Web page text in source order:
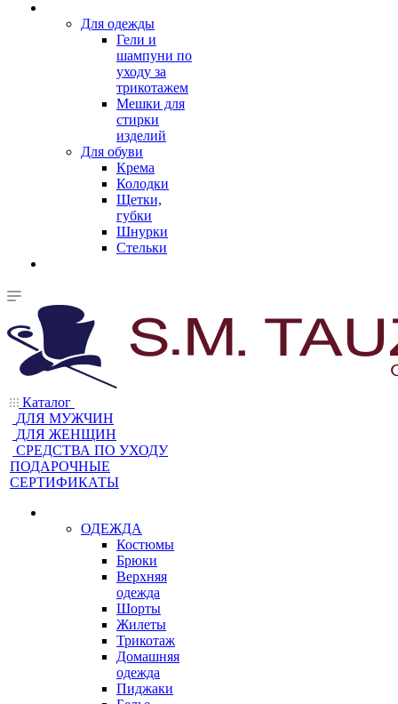
Для одежды
Гели и
шампуни по
уходу за
трикотажем
Мешки для
стирки
изделий
Для обуви
Крема
Колодки
Щетки,
губки
Шнурки
Стельки
Каталог
ДЛЯ МУЖЧИН
ДЛЯ ЖЕНЩИН
CРЕДСТВА ПО УХОДУ
ПОДАРОЧНЫЕ
СЕРТИФИКАТЫ
ОДЕЖДА
Костюмы
Брюки
Верхняя
одежда
Шорты
Жилеты
Трикотаж
Домашняя
одежда
Пиджаки